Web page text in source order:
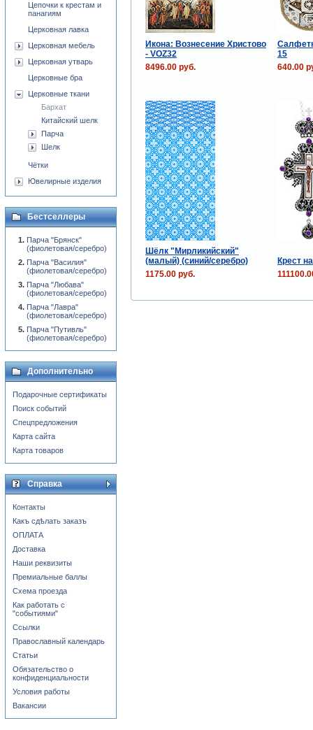
Икона: Вознесение Христово
- VOZ32
15
8496.00 руб.
640.00
Шёлк "Мирликийский"
(малый) (синий/серебро)
Крест
1175.00 руб.
Цепочки к крестам и
панагиям
Церковная лавка
Церковная мебель
Церковная утварь
Церковные бра
Церковные ткани
Бархат
Китайский шелк
Парча
Шелк
Чётки
Ювелирные изделия
Бестселлеры
Парча "Брянск"
(фиолетовая/серебро)
Парча "Василия"
(фиолетовая/серебро)
Парча "Любава"
(фиолетовая/серебро)
Парча "Лавра"
(фиолетовая/серебро)
Парча "Путивль"
(фиолетовая/серебро)
Дополнительно
Подарочные сертификаты
Поиск событий
Спецпредложения
Карта сайта
Карта товаров
Справка
Контакты
Какъ сдѣлать заказъ
ОПЛАТА
Доставка
Наши реквизиты
Премиальные баллы
Схема проезда
Как работать с
"событиями"
Ссылки
Православный календарь
Статьи
Обязательство о
конфиденциальности
Условия работы
Вакансии